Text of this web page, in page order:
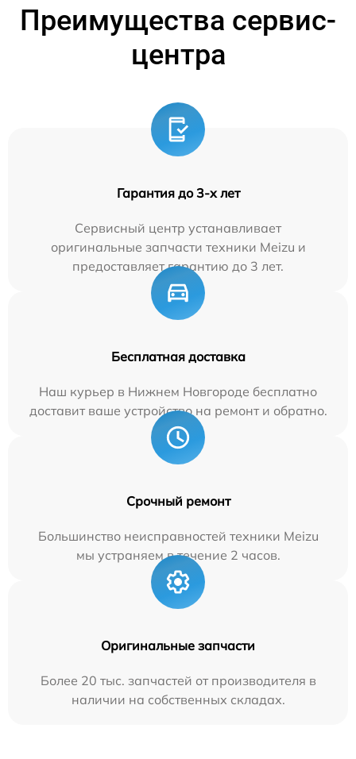
Преимущества сервис-
центра
Гарантия до 3-х лет
Сервисный центр устанавливает
оригинальные запчасти техники Meizu и
предоставляет гарантию до 3 лет.
Бесплатная доставка
Наш курьер в Нижнем Новгороде бесплатно
доставит ваше устройство на ремонт и обратно.
Срочный ремонт
Большинство неисправностей техники Meizu
мы устраняем в течение 2 часов.
Оригинальные запчасти
Более 20 тыс. запчастей от производителя в
наличии на собственных складах.